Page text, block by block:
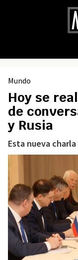
Mundo
Hoy se
de
y Rusia
Esta nueva